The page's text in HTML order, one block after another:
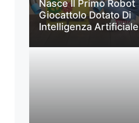
Nasce Il Primo Robot
Giocattolo Dotato Di
Intelligenza Artificiale